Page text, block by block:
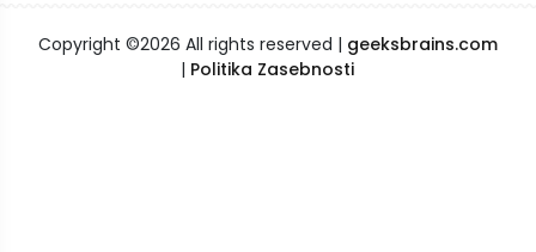
Copyright ©2026 All rights reserved | geeksbrains.com
| Politika Zasebnosti